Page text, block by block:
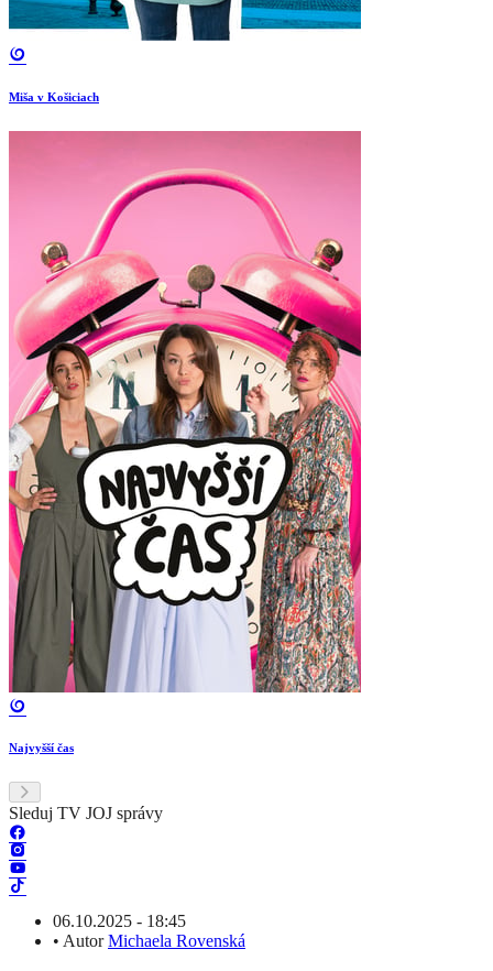
Miša v Košiciach
Najvyšší čas
Sleduj TV JOJ správy
06.10.2025 - 18:45
• AutorMichaela Rovenská